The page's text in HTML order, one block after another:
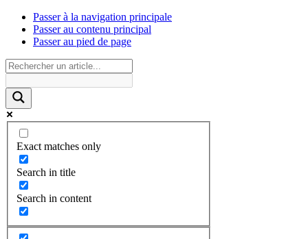
Passer à la navigation principale
Passer au contenu principal
Passer au pied de page
Exact matches only
Search in title
Search in content